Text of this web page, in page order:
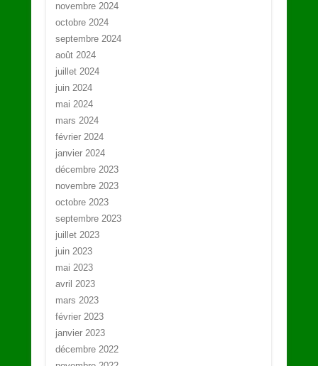
novembre 2024
octobre 2024
septembre 2024
août 2024
juillet 2024
juin 2024
mai 2024
mars 2024
février 2024
janvier 2024
décembre 2023
novembre 2023
octobre 2023
septembre 2023
juillet 2023
juin 2023
mai 2023
avril 2023
mars 2023
février 2023
janvier 2023
décembre 2022